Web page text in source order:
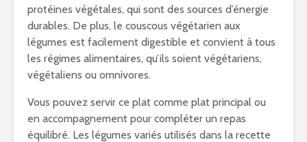
protéines végétales, qui sont des sources d’énergie
durables. De plus, le couscous végétarien aux
légumes est facilement digestible et convient à tous
les régimes alimentaires, qu’ils soient végétariens,
végétaliens ou omnivores.
Vous pouvez servir ce plat comme plat principal ou
en accompagnement pour compléter un repas
équilibré. Les légumes variés utilisés dans la recette